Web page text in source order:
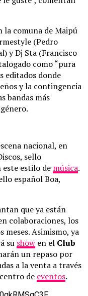
la comuna de Maipú
(Pedro
y Dj Sta (Francisco
como “pura
editados donde
y la contingencia
bandas más
nacional, en
sello
este estilo de música.
español Boa,
que ya están
colaboraciones, los
Asimismo, ya
su show en el Club
un repaso por
a la venta a través
de eventos.